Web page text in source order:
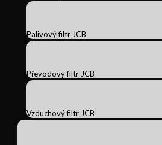
Palivový filtr JCB
Převodový filtr JCB
Vzduchový filtr JCB